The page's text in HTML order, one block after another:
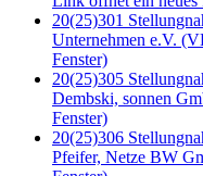
20(25)301
Unternehmen e.V.
Fenster)
20(25)305
Dembski, sonnen
Fenster)
20(25)306
Pfeifer, Netze BW